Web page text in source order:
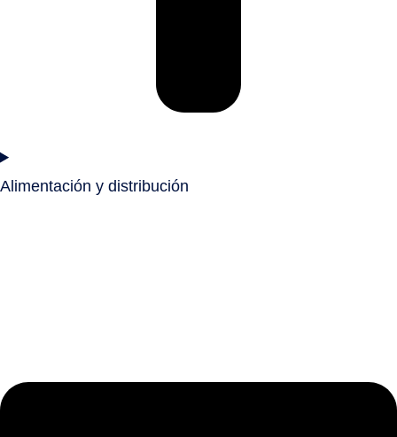
Alimentación y distribución